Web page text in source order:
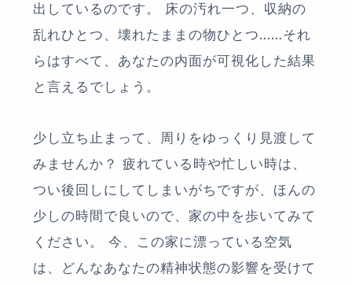
出しているのです。 床の汚れ一つ、収納の
乱れひとつ、壊れたままの物ひとつ……それ
らはすべて、あなたの内面が可視化した結果
と言えるでしょう。
少し立ち止まって、周りをゆっくり見渡して
みませんか？ 疲れている時や忙しい時は、
つい後回しにしてしまいがちですが、ほんの
少しの時間で良いので、家の中を歩いてみて
ください。 今、この家に漂っている空気
は、どんなあなたの精神状態の影響を受けて